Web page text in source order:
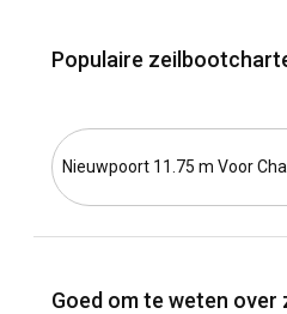
Populaire
Nieuwpoort 11.75 m Voor
Goed om te weten